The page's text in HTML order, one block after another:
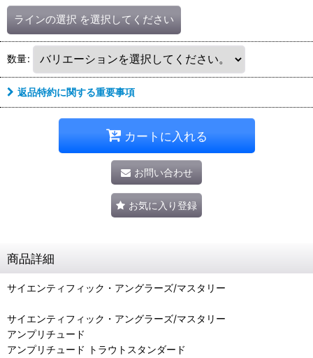
ラインの選択 を選択してください
数量:
返品特約に関する重要事項
カートに入れる
お問い合わせ
お気に入り登録
商品詳細
サイエンティフィック・アングラーズ/マスタリー
サイエンティフィック・アングラーズ/マスタリー
アンプリチュード
アンプリチュード トラウトスタンダード